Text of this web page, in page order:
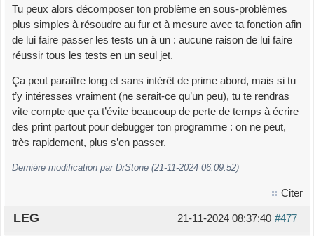
Tu peux alors décomposer ton problème en sous-problèmes
plus simples à résoudre au fur et à mesure avec ta fonction afin
de lui faire passer les tests un à un : aucune raison de lui faire
réussir tous les tests en un seul jet.
Ça peut paraître long et sans intérêt de prime abord, mais si tu
t’y intéresses vraiment (ne serait-ce qu’un peu), tu te rendras
vite compte que ça t’évite beaucoup de perte de temps à écrire
des print partout pour debugger ton programme : on ne peut,
très rapidement, plus s’en passer.
Dernière modification par DrStone (21-11-2024 06:09:52)
Citer
#477
21-11-2024 08:37:40
LEG